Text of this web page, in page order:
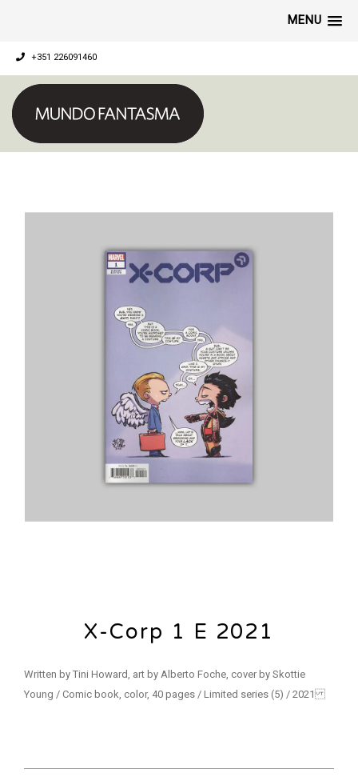
MENU
+351 226091460
X-Corp 1 E 2021
Written by Tini Howard, art by Alberto Foche, cover by Skottie
Young / Comic book, color, 40 pages / Limited series (5) / 2021